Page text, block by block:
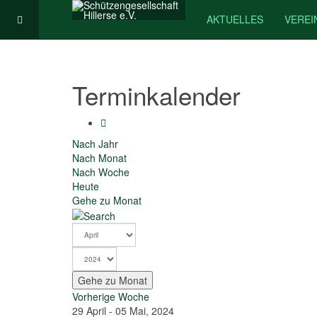
AKTUELLES
Terminkalender
Nach Jahr
Nach Monat
Nach Woche
Heute
Gehe zu Monat
Gehe zu Monat
Vorherige Woche
29 April - 05 Mai, 2024